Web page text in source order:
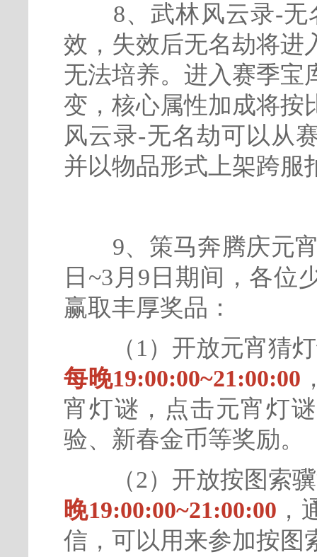
8、武林风云录-无
效，失效后无名劫将进
无法培养。进入赛季宝
变，核心属性加成将按
风云录-无名劫可以从
并以物品形式上架跨服
9、策马奔腾庆元宵
日~3月9日期间，各位
赢取丰厚奖品：
（1）开放元宵猜灯
每晚19:00:00~21:00:00
宵灯谜，点击元宵灯
验、新春金币等奖
（2）开放按图索骥
晚19:00:00~21:00:00 ，
信，可以用来参加按图